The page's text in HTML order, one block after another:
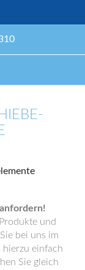
und
bei uns im
hierzu einfach
Sie gleich